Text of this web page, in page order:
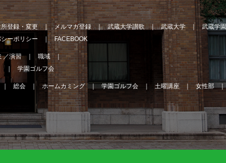
登録・変更 メルマガ登録 武蔵大学讃歌 武蔵大学
武蔵学園
ーポリシー FACEBOOK
／演習
職域
学園ゴルフ会
総会 ホームカミング 学園ゴルフ会 土曜講座 女性部